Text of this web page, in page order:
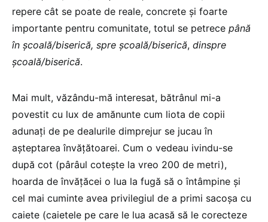
repere cât se poate de reale, concrete și foarte
importante pentru comunitate, totul se petrece până
în școală/biserică, spre școală/biserică, dinspre
școală/biserică.
Mai mult, văzându-mă interesat, bătrânul mi-a
povestit cu lux de amănunte cum liota de copii
adunați de pe dealurile dimprejur se jucau în
așteptarea învățătoarei. Cum o vedeau ivindu-se
după cot (pârâul cotește la vreo 200 de metri),
hoarda de învățăcei o lua la fugă să o întâmpine și
cel mai cuminte avea privilegiul de a primi sacoșa cu
caiete (caietele pe care le lua acasă să le corecteze